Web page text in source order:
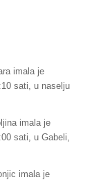
imala je
sati, u naselju
imala je
sati, u Gabeli,
imala je